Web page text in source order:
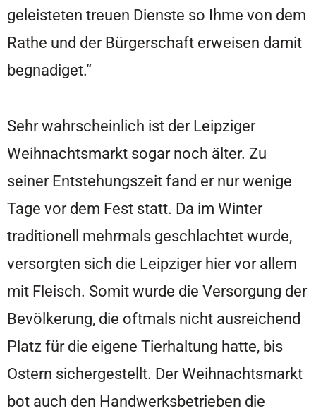
geleisteten treuen Dienste so Ihme von dem
Rathe und der Bürgerschaft erweisen damit
begnadiget.“
Sehr wahrscheinlich ist der Leipziger
Weihnachtsmarkt sogar noch älter. Zu
seiner Entstehungszeit fand er nur wenige
Tage vor dem Fest statt. Da im Winter
traditionell mehrmals geschlachtet wurde,
versorgten sich die Leipziger hier vor allem
mit Fleisch. Somit wurde die Versorgung der
Bevölkerung, die oftmals nicht ausreichend
Platz für die eigene Tierhaltung hatte, bis
Ostern sichergestellt. Der Weihnachtsmarkt
bot auch den Handwerksbetrieben die